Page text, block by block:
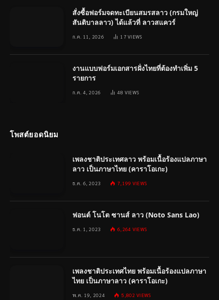
สั่งซื้อฟอร์มจดทะเบียนสมรสลาว (กรมใหญ่
สันติบาลลาว) ได้แล้วที่ ลาวสแควร์
ก.ค. 11, 2026 17VIEWS
งานแบบฟอร์มเอกสารฝั่งไทยที่ต้องทำเพิ่ม 5
รายการ
ก.ค. 4, 2026 48 VIEWS
โพสต์ยอดนิยม
เพลงชาติประเทศลาว พร้อมเนื้อร้องแปลภาษา
ลาว เป็นภาษาไทย (คาราโอเกะ)
ธ.ค. 6, 2023 7,199 VIEWS
ฟอนต์ โนโต ซานส์ ลาว (Noto Sans Lao)
ธ.ค. 1, 2023 6,264 VIEWS
เพลงชาติประเทศไทย พร้อมเนื้อร้องแปลภาษา
ไทย เป็นภาษาลาว (คาราโอเกะ)
พ.ค. 19, 2024 5,802VIEWS